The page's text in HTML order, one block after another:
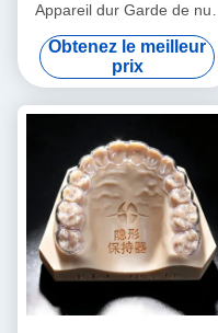
Appareil dur Garde de nuit
dure Pour le grincement des
dents
Obtenez le meilleur
prix